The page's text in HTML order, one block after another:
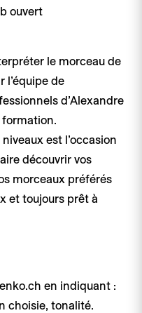
ouvert
le morceau de
l’équipe de
d’Alexandre
est l’occasion
découvrir vos
morceaux préférés
et toujours prêt à
en indiquant :
choisie, tonalité.